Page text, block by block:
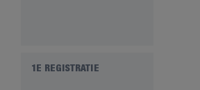
1E REGISTRATIE